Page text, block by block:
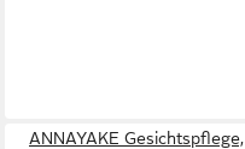
ANNAYAKE Gesichtspflege,